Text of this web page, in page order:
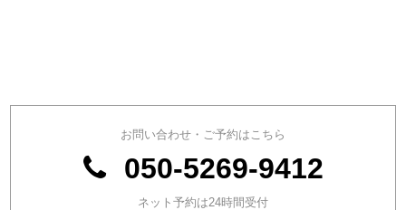
お問い合わせ・ご予約はこちら
050-5269-9412
ネット予約は24時間受付